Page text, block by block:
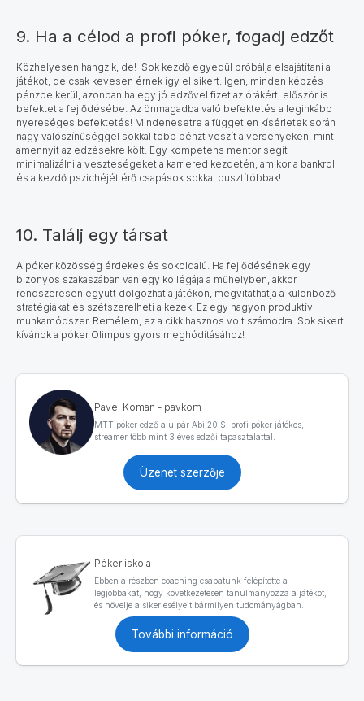
9. Ha a célod a profi póker, fogadj edzőt
Közhelyesen hangzik, de! Sok kezdő egyedül próbálja elsajátítani a
játékot, de csak kevesen érnek így el sikert. Igen, minden képzés
pénzbe kerül, azonban ha egy jó edzővel fizet az órákért, először is
befektet a fejlődésébe. Az önmagadba való befektetés a leginkább
nyereséges befektetés! Mindenesetre a független kísérletek során
nagy valószínűséggel sokkal több pénzt veszít a versenyeken, mint
amennyit az edzésekre költ. Egy kompetens mentor segít
minimalizálni a veszteségeket a karriered kezdetén, amikor a bankroll
és a kezdő pszichéjét érő csapások sokkal pusztítóbbak!
10. Találj egy társat
A póker közösség érdekes és sokoldalú. Ha fejlődésének egy
bizonyos szakaszában van egy kollégája a műhelyben, akkor
rendszeresen együtt dolgozhat a játékon, megvitathatja a különböző
stratégiákat és szétszerelheti a kezek. Ez egy nagyon produktív
munkamódszer. Remélem, ez a cikk hasznos volt számodra. Sok sikert
kívánok a póker Olimpus gyors meghódításához!
Pavel Koman - pavkom
MTT póker edző alulpár Abi 20 $, profi póker játékos,
streamer több mint 3 éves edzői tapasztalattal.
Üzenet szerzője
Póker iskola
Ebben a részben coaching csapatunk felépítette a
legjobbakat, hogy következetesen tanulmányozza a játékot,
és növelje a siker esélyeit bármilyen tudományágban.
További információ